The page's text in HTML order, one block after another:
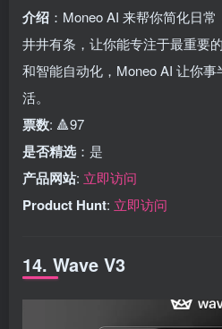
介绍 ：Moneo AI 来帮你简化日
井井有条，让你能专注于最重要
和智能自动化，Moneo AI 让你
活。
票数: 🔺97
是否精选 ：是
产品网站: 立即访问
Product Hunt: 立即访问
14. Wave V3